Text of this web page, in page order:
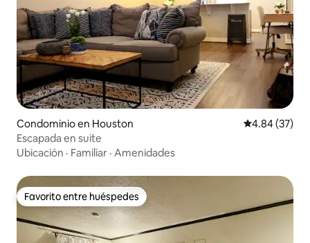
Condominio en Houston Calificación
4.84 (37)
Escapada en suite
Ubicación · Familiar · Amenidades
Favorito entre huéspedes
Favorito entre huéspedes